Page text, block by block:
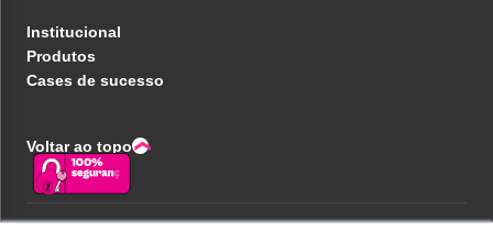
Institucional
Produtos
Cases de sucesso
Voltar ao topo